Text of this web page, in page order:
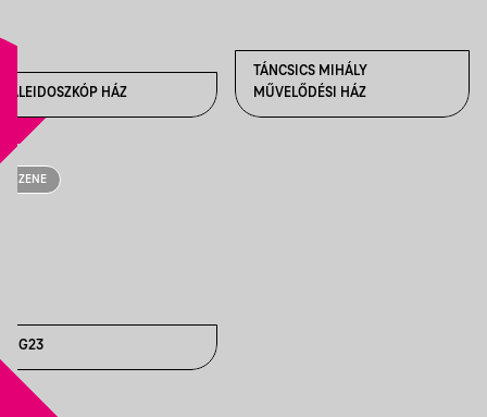
KALEIDOSZKÓP HÁZ
TÁNCSICS MIHÁLY
MŰVELŐDÉSI HÁZ
ZENE
ZUG23